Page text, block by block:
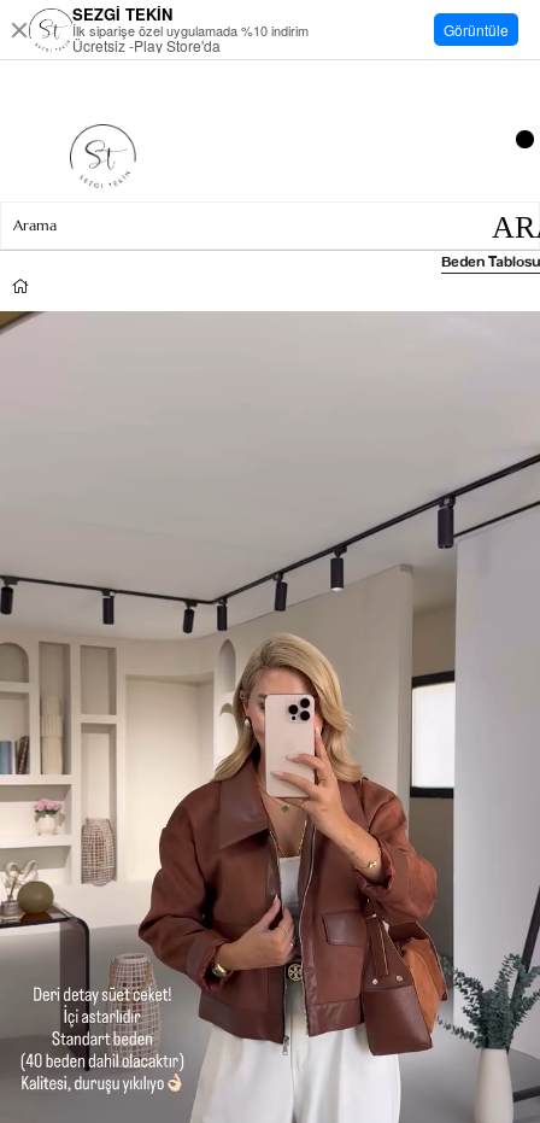
Beden Tablosu
SEZGİ TEKİN
İlk siparişe özel uygulamada %10 indirim
Ücretsiz -Play Store'da
Görüntüle